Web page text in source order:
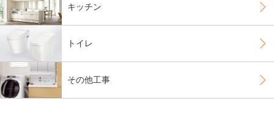
キッチン
トイレ
その他工事